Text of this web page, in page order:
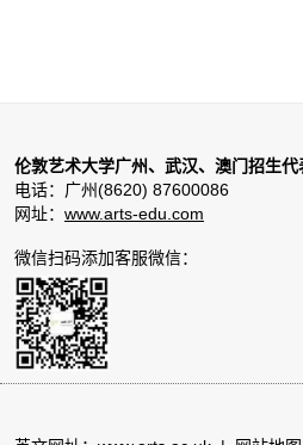
伦敦艺术大学广州、武汉、澳门招生代
电话：广州(8620) 87600086
网址： www.arts-edu.com
微信扫码添加客服微信：